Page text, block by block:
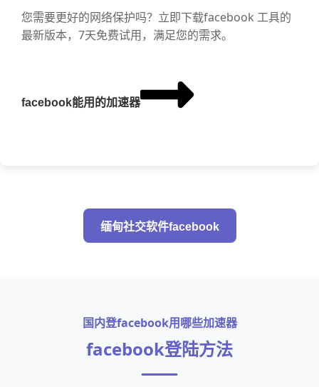
您需要更好的网络保护吗？立即下载facebook 工具的
最新版本，7天免费试用，满足您的需求。
facebook能用的加速器
缅甸社交软件facebook
国内登facebook用哪些加速器
facebook登陆方法